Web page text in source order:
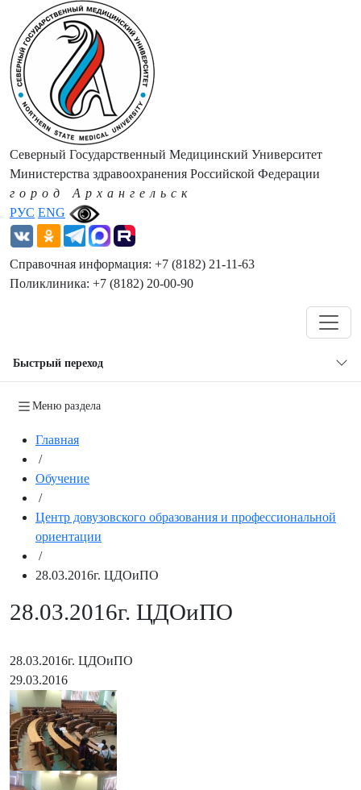
РУС ENG
Северный Государственный Медицинский Университет
Министерства здравоохранения Российской Федерации
город Архангельск
Справочная информация: +7 (8182) 21-11-63
Поликлиника: +7 (8182) 20-00-90
Быстрый переход
Меню раздела
Главная
/
Обучение
/
Центр довузовского образования и профессиональной
ориентации
/
28.03.2016г. ЦДОиПО
28.03.2016г. ЦДОиПО
28.03.2016г. ЦДОиПО
29.03.2016